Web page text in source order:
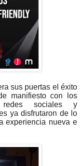
sus puertas el éxito
manifiesto con los
sociales y
ya disfrutaron de lo
experiencia nueva e